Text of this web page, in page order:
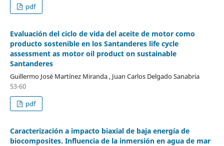
pdf
Evaluación del ciclo de vida del aceite de motor como
producto sostenible en los Santanderes life cycle
assessment as motor oil product on sustainable
Santanderes
Guillermo José Martínez Miranda , Juan Carlos Delgado Sanabria
53-60
pdf
Caracterización a impacto biaxial de baja energía de
biocomposites. Influencia de la inmersión en agua de mar